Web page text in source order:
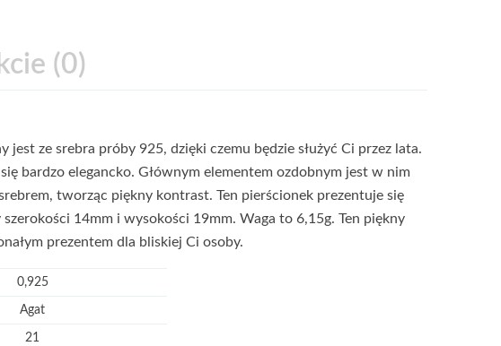
(0)
ze srebra próby 925, dzięki czemu będzie służyć Ci przez lata.
bardzo elegancko. Głównym elementem ozdobnym jest w nim
tworząc piękny kontrast. Ten pierścionek prezentuje się
14mm i wysokości 19mm. Waga to 6,15g. Ten piękny
prezentem dla bliskiej Ci osoby.
0,925
Agat
21